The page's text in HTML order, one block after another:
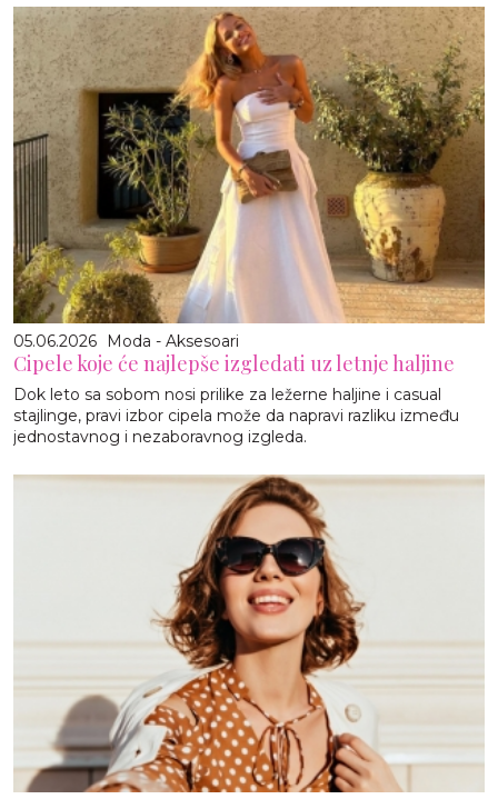
05.06.2026 Moda - Aksesoari
Cipele koje će najlepše izgledati uz letnje haljine
Dok leto sa sobom nosi prilike za ležerne haljine i casual
stajlinge, pravi izbor cipela može da napravi razliku između
jednostavnog i nezaboravnog izgleda.